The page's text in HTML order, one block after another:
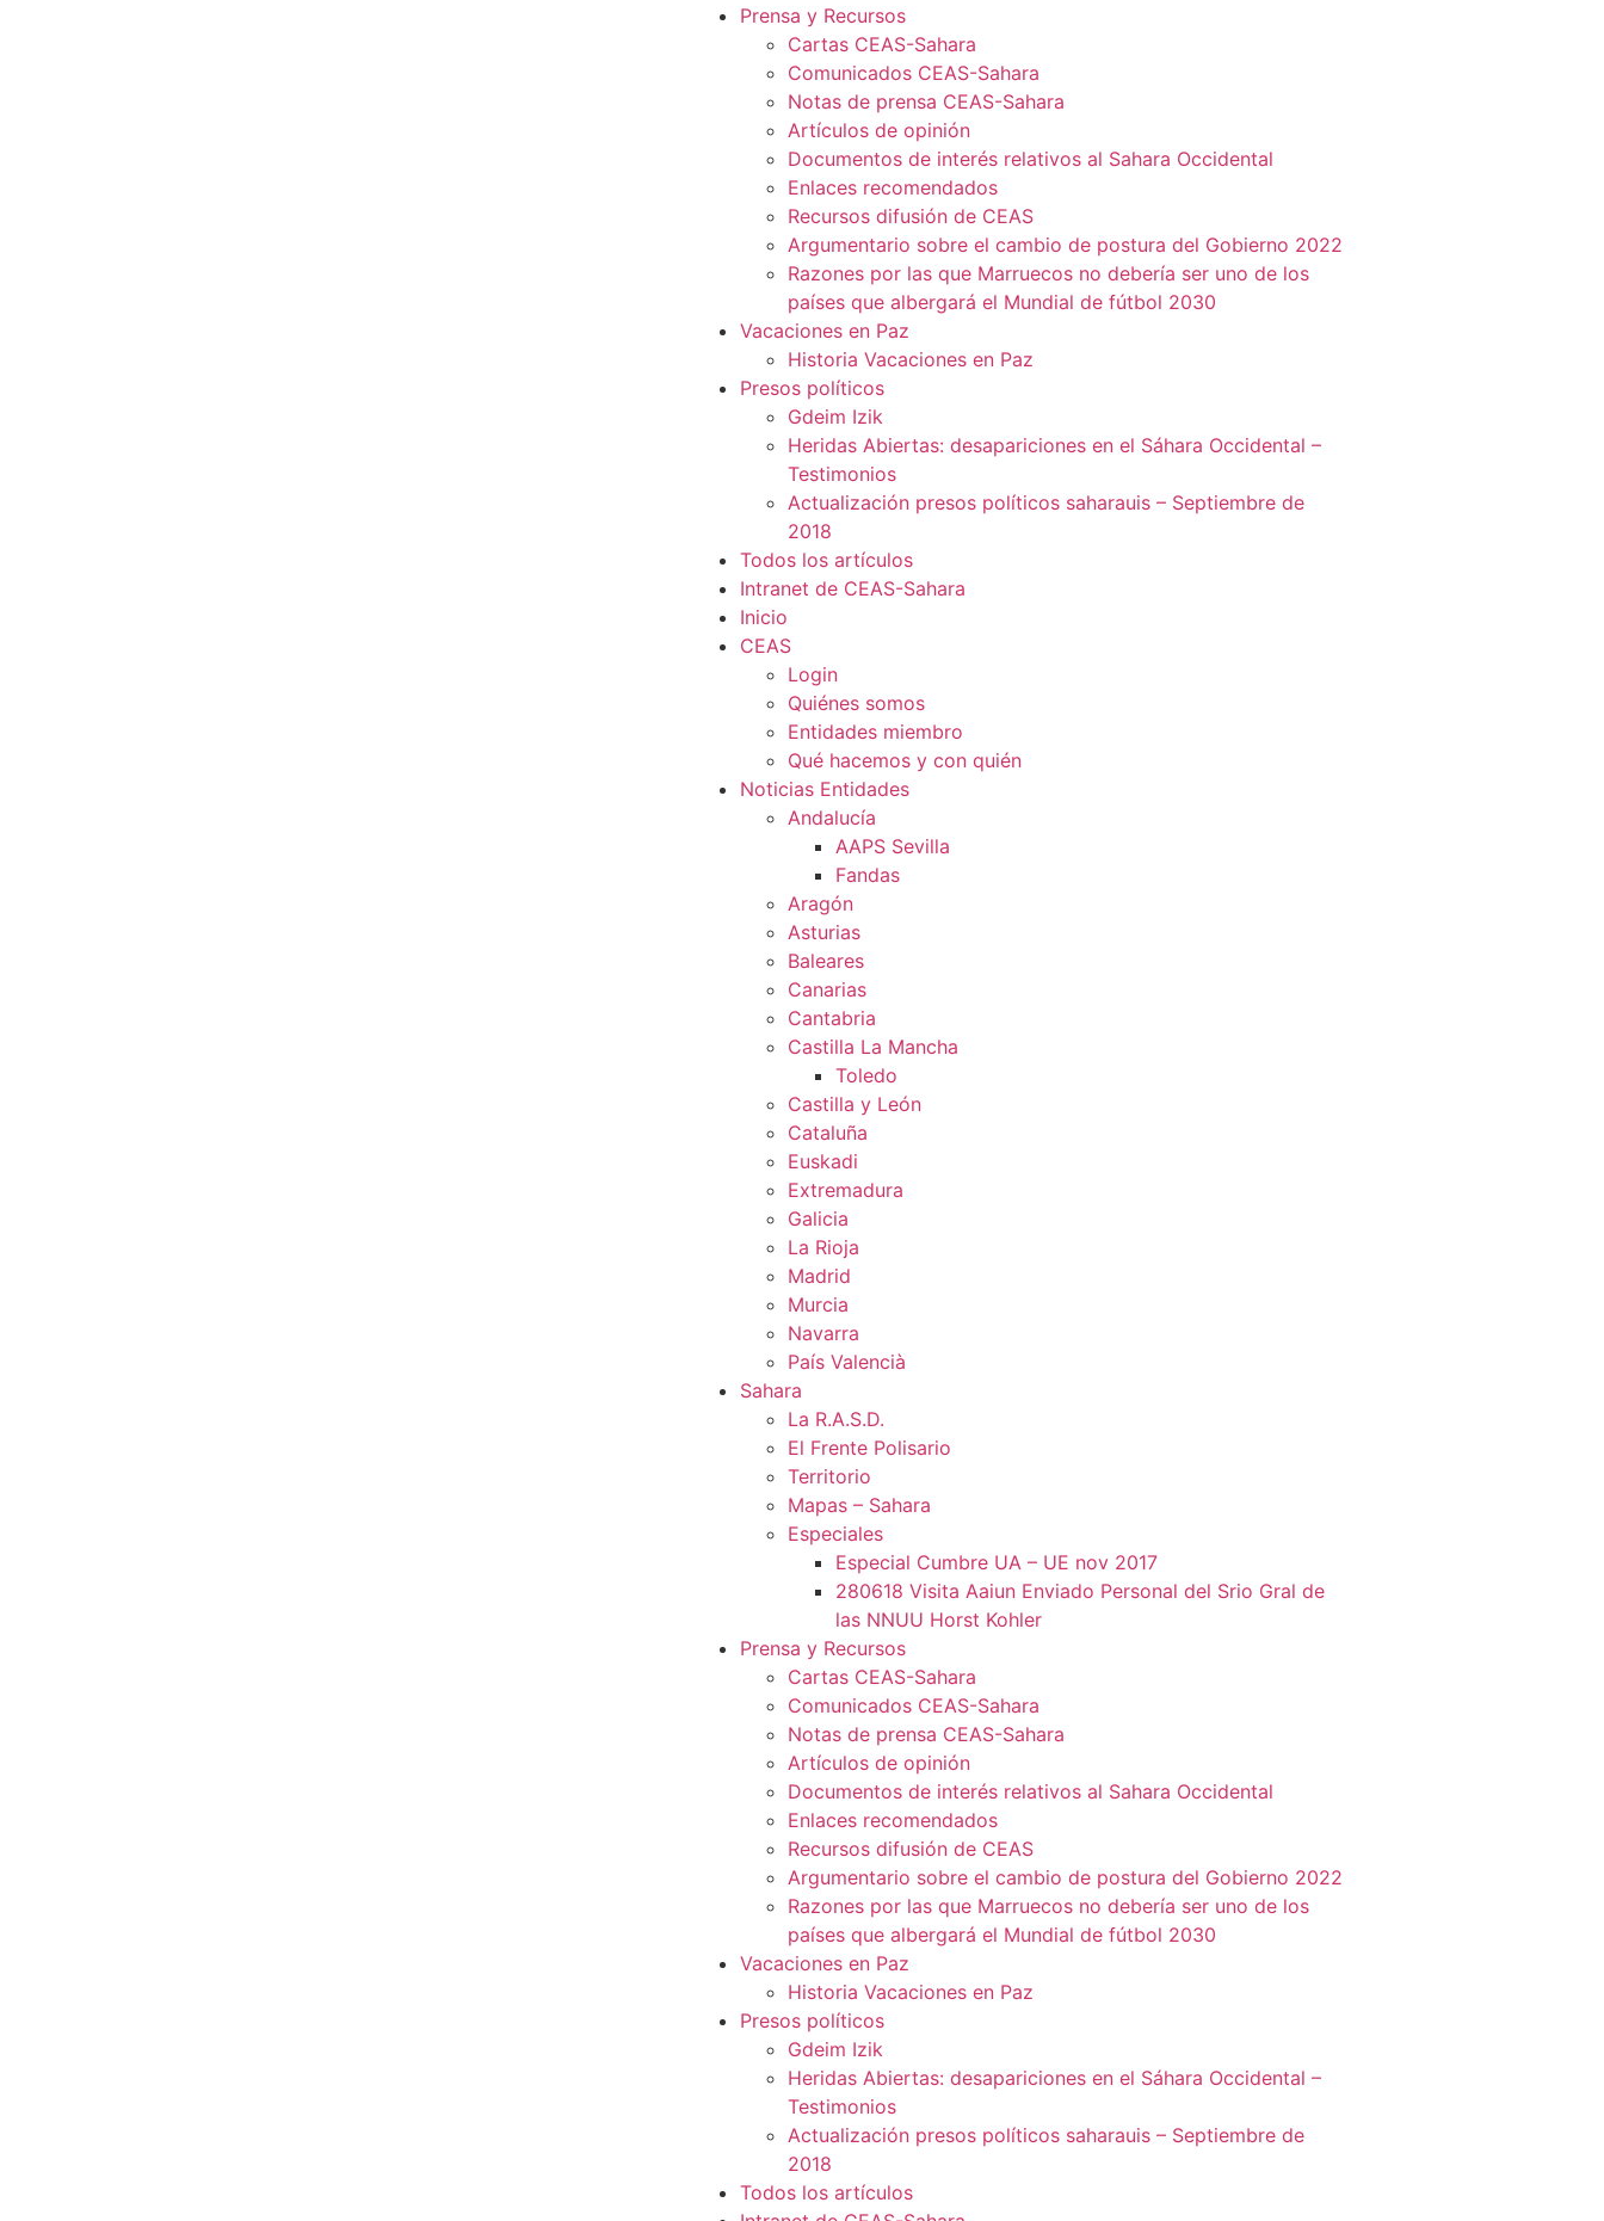
Prensa y Recursos
Cartas CEAS-Sahara
Comunicados CEAS-Sahara
Notas de prensa CEAS-Sahara
Artículos de opinión
Documentos de interés relativos al Sahara Occidental
Enlaces recomendados
Recursos difusión de CEAS
Argumentario sobre el cambio de postura del Gobierno 2022
Razones por las que Marruecos no debería ser uno de los
países que albergará el Mundial de fútbol 2030
Vacaciones en Paz
Historia Vacaciones en Paz
Presos políticos
Gdeim Izik
Heridas Abiertas: desapariciones en el Sáhara Occidental –
Testimonios
Actualización presos políticos saharauis – Septiembre de
2018
Todos los artículos
Intranet de CEAS-Sahara
Inicio
CEAS
Login
Quiénes somos
Entidades miembro
Qué hacemos y con quién
Noticias Entidades
Andalucía
AAPS Sevilla
Fandas
Aragón
Asturias
Baleares
Canarias
Cantabria
Castilla La Mancha
Toledo
Castilla y León
Cataluña
Euskadi
Extremadura
Galicia
La Rioja
Madrid
Murcia
Navarra
País Valencià
Sahara
La R.A.S.D.
El Frente Polisario
Territorio
Mapas – Sahara
Especiales
Especial Cumbre UA – UE nov 2017
280618 Visita Aaiun Enviado Personal del Srio Gral de
las NNUU Horst Kohler
Prensa y Recursos
Cartas CEAS-Sahara
Comunicados CEAS-Sahara
Notas de prensa CEAS-Sahara
Artículos de opinión
Documentos de interés relativos al Sahara Occidental
Enlaces recomendados
Recursos difusión de CEAS
Argumentario sobre el cambio de postura del Gobierno 2022
Razones por las que Marruecos no debería ser uno de los
países que albergará el Mundial de fútbol 2030
Vacaciones en Paz
Historia Vacaciones en Paz
Presos políticos
Gdeim Izik
Heridas Abiertas: desapariciones en el Sáhara Occidental –
Testimonios
Actualización presos políticos saharauis – Septiembre de
2018
Todos los artículos